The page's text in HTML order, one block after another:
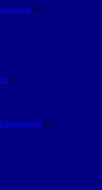
de nord (6)
(1)
umbrele (12)